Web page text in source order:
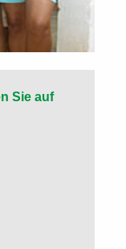
Sie auf